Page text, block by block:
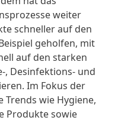
weiter
schneller auf den
geholfen, mit
auf den starken
, Desinfektions- und
Im Fokus der
wie Hygiene,
Produkte sowie